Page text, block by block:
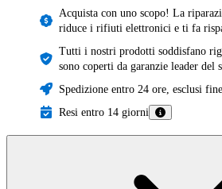
Acquista con uno scopo! La
riduce i rifiuti elettronici e ti fa
Tutti i nostri prodotti soddisfano
sono coperti da garanzie leader del
Spedizione entro 24 ore, esclusi
Resi entro 14 giorni